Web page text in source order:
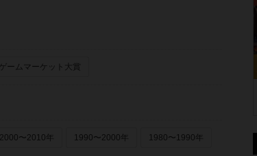
ゲームマーケット大賞
2000〜2010年 1990〜2000年 1980〜1990年